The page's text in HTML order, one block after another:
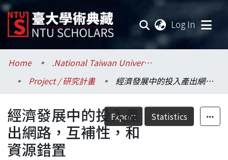
Log In
Communities & Collections
Research Outputs
Fundings & Projects
Researchers
Home
.National Taiwan University / 國立臺灣大學
Project / 研究計畫
經濟發展中的投入產出網路，互補性，和資源錯置
Export Statistics
經濟發展中的投入產
出網路，互補性，和
資源錯置